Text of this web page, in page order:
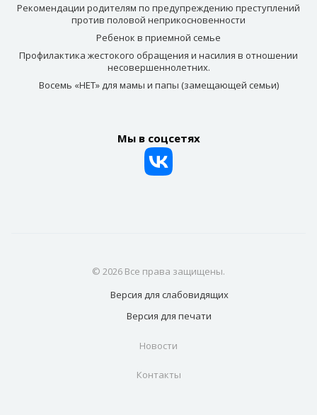
Рекомендации родителям по предупреждению преступлений
против половой неприкосновенности
Ребенок в приемной семье
Профилактика жестокого обращения и насилия в отношении
несовершеннолетних.
Восемь «НЕТ» для мамы и папы (замещающей семьи)
Мы в соцсетях
© 2026 Все права защищены.
Версия для слабовидящих
Версия для печати
Новости
Контакты